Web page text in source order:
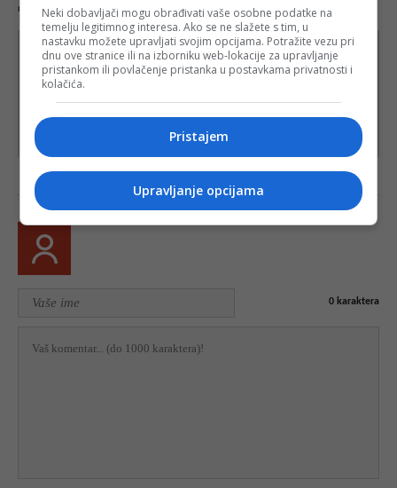
redakcije web portala Depo.ba!
0 karaktera
Neki dobavljači mogu obrađivati vaše osobne podatke na
temelju legitimnog interesa. Ako se ne slažete s tim, u
nastavku možete upravljati svojim opcijama. Potražite vezu pri
dnu ove stranice ili na izborniku web-lokacije za upravljanje
pristankom ili povlačenje pristanka u postavkama privatnosti i
kolačića.
Pristajem
Upravljanje opcijama